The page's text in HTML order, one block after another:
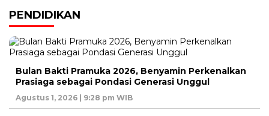
PENDIDIKAN
Bulan Bakti Pramuka 2026, Benyamin Perkenalkan
Prasiaga sebagai Pondasi Generasi Unggul
Agustus 1, 2026 | 9:28 pm WIB